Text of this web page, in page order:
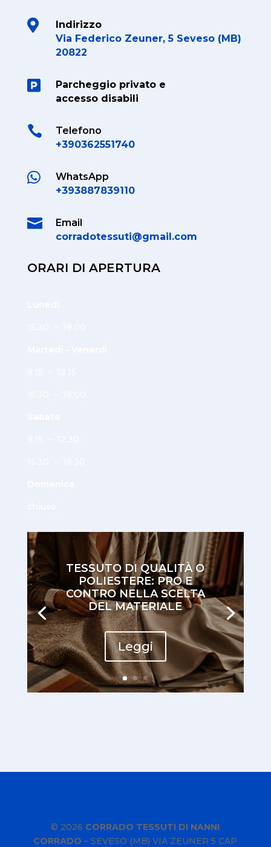

Indirizzo
Via Federico Zeuner, 5 Seveso (MB)
20822

Parcheggio privato e
accesso disabili

Telefono
+390362551740

WhatsApp
+393887839110

Email
corradotessuti@gmail.com
ORARI DI APERTURA
TESSUTO DI QUALITÀ O
POLIESTERE: PRO E
CONTRO NELLA SCELTA
DEL MATERIALE
Leggi
© 2026 CORRADO TESSUTI DI NANNI
CORRADO –SEVESO (MB) VIA ZEUNER 5 CAP